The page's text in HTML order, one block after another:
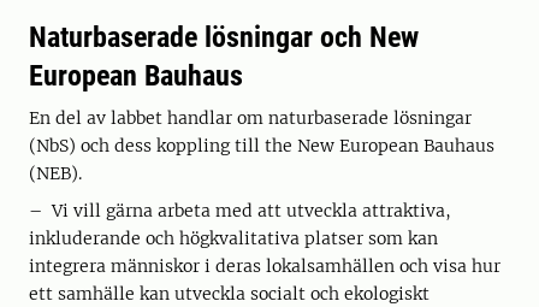
Naturbaserade lösningar och New
European Bauhaus
En del av labbet handlar om naturbaserade lösningar
(NbS) och dess koppling till the New European Bauhaus
(NEB).
– Vi vill gärna arbeta med att utveckla attraktiva,
inkluderande och högkvalitativa platser som kan
integrera människor i deras lokalsamhällen och visa hur
ett samhälle kan utveckla socialt och ekologiskt